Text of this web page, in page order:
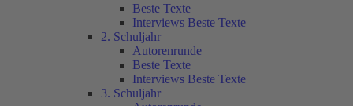
Beste Texte
Interviews Beste Texte
2. Schuljahr
Autorenrunde
Beste Texte
Interviews Beste Texte
3. Schuljahr